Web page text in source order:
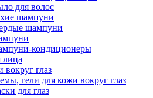
для волос
шампуни
шампуни
кондиционеры
лица
вокруг глаз
гели для кожи вокруг глаз
для глаз